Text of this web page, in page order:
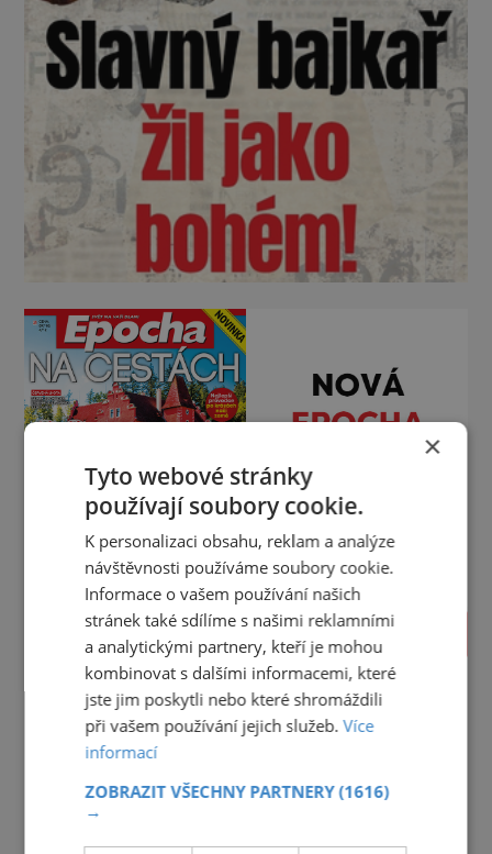
PROLISTOVAT
×
Tyto webové stránky
používají soubory cookie.
K personalizaci obsahu, reklam a analýze
návštěvnosti používáme soubory cookie.
Informace o vašem používání našich
stránek také sdílíme s našimi reklamními
a analytickými partnery, kteří je mohou
kombinovat s dalšími informacemi, které
jste jim poskytli nebo které shromáždili
při vašem používání jejich služeb.Více
informací
ZOBRAZIT VŠECHNY PARTNERY(1616)
→